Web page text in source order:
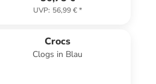
UVP: 56,99 €*
Crocs
Clogs in Blau